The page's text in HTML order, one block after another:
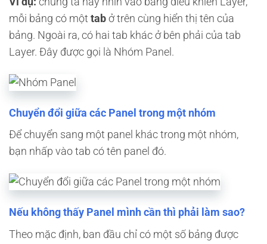
mỗi bảng có một tab ở trên cùng hiển thị tên của
bảng. Ngoài ra, có hai tab khác ở bên phải của tab
Layer. Đây được gọi là Nhóm Panel.
Chuyển đổi giữa các Panel trong một nhóm
Để chuyển sang một panel khác trong một nhóm,
bạn nhấp vào tab có tên panel đó.
Nếu không thấy Panel mình cần thì phải làm sao?
Theo mặc định, ban đầu chỉ có một số bảng được